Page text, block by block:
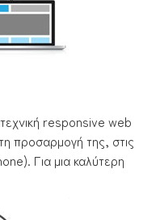
responsive web
προσαρμογή της, στις
Για μια καλύτερη